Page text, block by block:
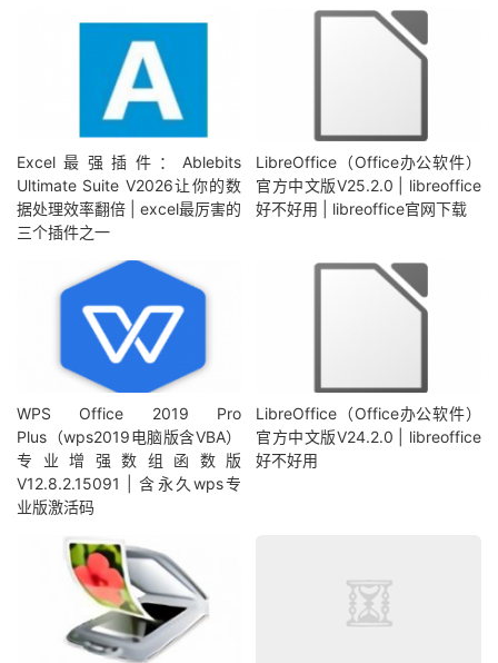
Excel最强插件：Ablebits
Ultimate Suite V2026让你的数
据处理效率翻倍 | excel最厉害的
三个插件之一
LibreOffice（Office办公软件）
官方中文版V25.2.0 | libreoffice
好不好用 | libreoffice官网下载
WPS Office 2019 Pro
Plus（wps2019电脑版含VBA）
专业增强数组函数版
V12.8.2.15091 | 含永久wps专
业版激活码
LibreOffice（Office办公软件）
官方中文版V24.2.0 | libreoffice
好不好用